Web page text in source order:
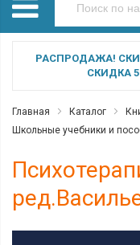
РАСПРОДАЖА!
СКИДКА
Главная Каталог
Школьные учебники и